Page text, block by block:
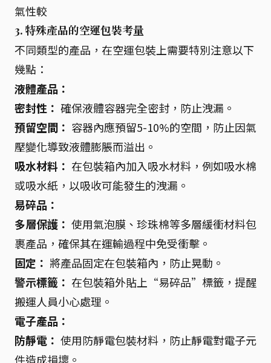
氣性較
3. 特殊產品的空運包裝考量
不同類型的產品，在空運包裝上需要特別注意以下
幾點：
液體產品：
密封性： 確保液體容器完全密封，防止洩漏。
預留空間： 容器內應預留5-10%的空間，防止因氣
壓變化導致液體膨脹而溢出。
吸水材料： 在包裝箱內加入吸水材料，例如吸水棉
或吸水紙，以吸收可能發生的洩漏。
易碎品：
多層保護： 使用氣泡膜、珍珠棉等多層緩衝材料包
裹產品，確保其在運輸過程中免受衝擊。
固定： 將產品固定在包裝箱內，防止晃動。
警示標籤： 在包裝箱外貼上“易碎品”標籤，提醒
搬運人員小心處理。
電子產品：
防靜電： 使用防靜電包裝材料，防止靜電對電子元
件造成損壞。